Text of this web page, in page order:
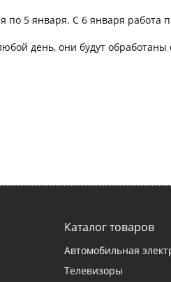
по 5 января. С 6 января
день, они будут обработаны
Каталог товаров
Автомобильная
Телевизоры